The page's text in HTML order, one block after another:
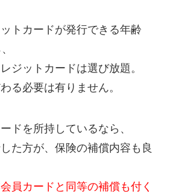
トカードが発行できる年齢
ジットカードは選び放題。
る必要は有りません。
ドを所持しているなら、
た方が、保険の補償内容も良
員カードと同等の補償も付く